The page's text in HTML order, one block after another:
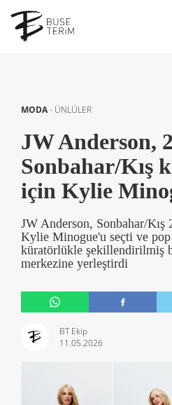
MODA- ÜNLÜLER
JW Anderson,
Sonbahar/Kış
için Kylie
JW Anderson, Sonbahar/Kış
Kylie Minogue'u seçti ve
küratörlükle şekillendirilmiş
merkezine yerleştirdi
BT Ekip
11.05.2026